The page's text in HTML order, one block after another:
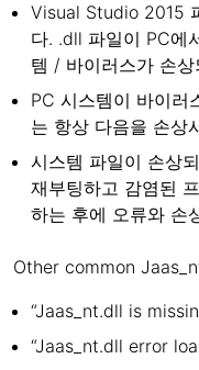
Visual Studio 2015
다. .dll 파일이 PC에
템 / 바이러스가 손상
PC 시스템이 바이러
는 항상 다음을 손상
시스템 파일이 손상
재부팅하고 감염된
하는 후에 오류와 손
Other common
“Jaas_nt.dll is
“Jaas_nt.dll error